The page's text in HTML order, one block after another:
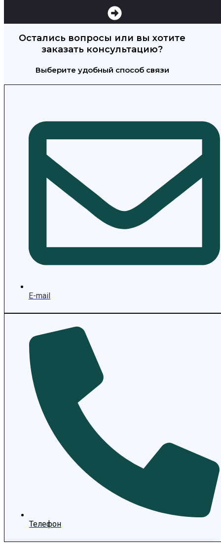
Остались вопросы или вы хотите
заказать консультацию?
Выберите удобный способ связи
E-mail
Телефон